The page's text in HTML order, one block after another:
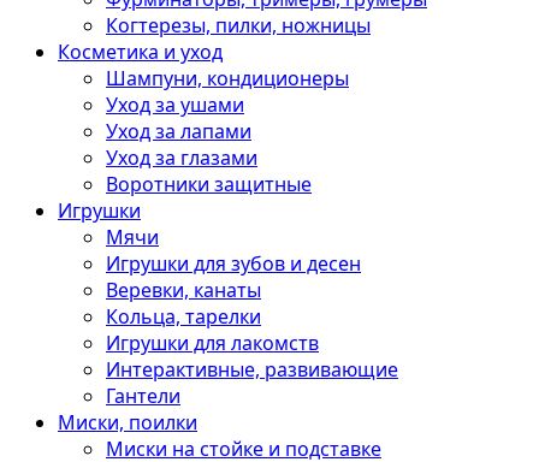
Когтерезы, пилки, ножницы
Косметика и уход
Шампуни, кондиционеры
Уход за ушами
Уход за лапами
Уход за глазами
Воротники защитные
Игрушки
Мячи
Игрушки для зубов и десен
Веревки, канаты
Кольца, тарелки
Игрушки для лакомств
Интерактивные, развивающие
Гантели
Миски, поилки
Миски на стойке и подставке